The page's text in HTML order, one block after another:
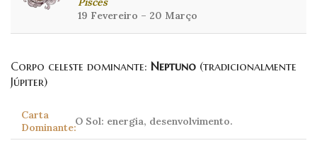
19 Fevereiro – 20 Março
Corpo celeste dominante: Neptuno (tradicionalmente
Júpiter)
Carta
Dominante:O Sol: energia, desenvolvimento.